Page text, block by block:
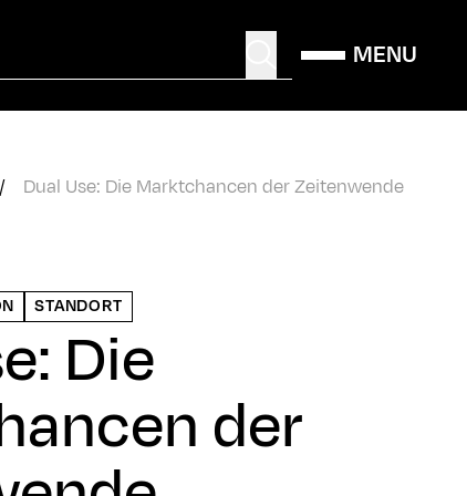
MENU
/ Dual Use: Die Marktchancen der Zeitenwende
STANDORT
Die
der